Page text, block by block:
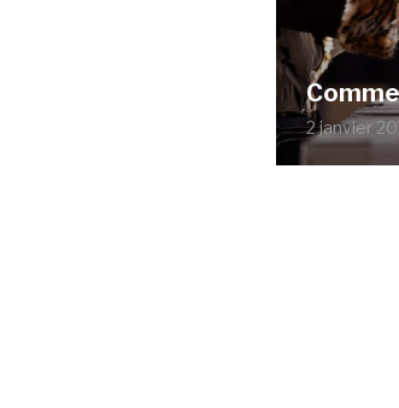
2 janvier